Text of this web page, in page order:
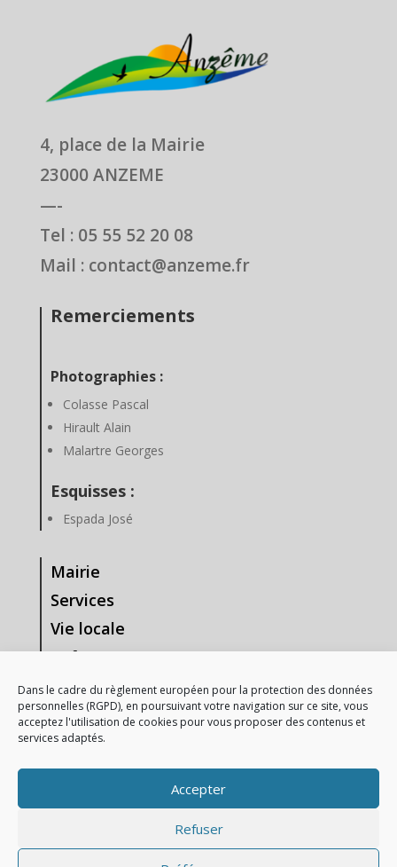
Dans le cadre du règlement européen pour la protection des données
personnelles (RGPD), en poursuivant votre navigation sur ce site, vous
acceptez l'utilisation de cookies pour vous proposer des contenus et
services adaptés.
Accepter
Refuser
4, place de la Mairie
23000 ANZEME
—-
Tel : 05 55 52 20 08
Mail : contact@anzeme.fr
Remerciements
Photographies :
Colasse Pascal
Hirault Alain
Malartre Georges
Esquisses :
Espada José
Mairie
Services
Vie locale
Enfance & Jeunesse
Tourisme & Loisirs
Vie Associative
—-
Mentions Légales
Gestion des données personnelles